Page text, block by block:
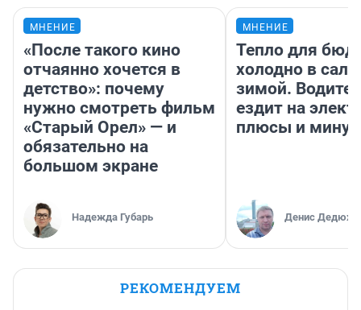
МНЕНИЕ
«После такого кино
отчаянно хочется в
детство»: почему
нужно смотреть фильм
«Старый Орел» — и
обязательно на
большом экране
Надежда Губарь
МНЕНИЕ
Тепло для
холодно в
зимой.
ездит на
плюсы и
Денис
РЕКОМЕНДУЕМ